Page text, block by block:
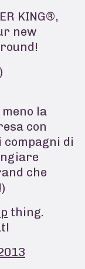
KING®,
new
la
con
di
che
thing.